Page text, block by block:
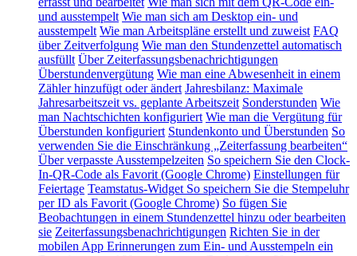
und ausstempelt Wie man sich am Desktop ein- und
ausstempelt Wie man Arbeitspläne erstellt und zuweist FAQ
über Zeitverfolgung Wie man den Stundenzettel automatisch
ausfüllt Über Zeiterfassungsbenachrichtigungen
Überstundenvergütung Wie man eine Abwesenheit in einem
Zähler hinzufügt oder ändert Jahresbilanz: Maximale
Jahresarbeitszeit vs. geplante Arbeitszeit Sonderstunden Wie
man Nachtschichten konfiguriert Wie man die Vergütung für
Überstunden konfiguriert Stundenkonto und Überstunden So
verwenden Sie die Einschränkung „Zeiterfassung bearbeiten“
Über verpasste Ausstempelzeiten So speichern Sie den Clock-
In-QR-Code als Favorit (Google Chrome) Einstellungen für
Feiertage Teamstatus-Widget So speichern Sie die Stempeluhr
per ID als Favorit (Google Chrome) So fügen Sie
Beobachtungen in einem Stundenzettel hinzu oder bearbeiten
sie Zeiterfassungsbenachrichtigungen Richten Sie in der
mobilen App Erinnerungen zum Ein- und Ausstempeln ein